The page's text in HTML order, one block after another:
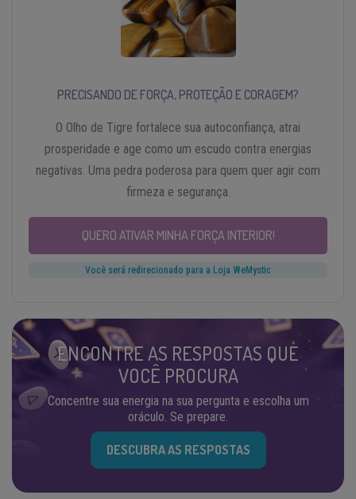
PRECISANDO DE FORÇA, PROTEÇÃO E CORAGEM?
O Olho de Tigre fortalece sua autoconfiança, atrai
prosperidade e age como um escudo contra energias
negativas. Uma pedra poderosa para quem quer agir com
firmeza e segurança.
QUERO ATIVAR MINHA FORÇA INTERIOR!
Você será redirecionado para a Loja WeMystic
ENCONTRE AS RESPOSTAS QUE
VOCÊ PROCURA
Concentre sua energia na sua pergunta e escolha um
oráculo. Se prepare.
DESCUBRA AS RESPOSTAS